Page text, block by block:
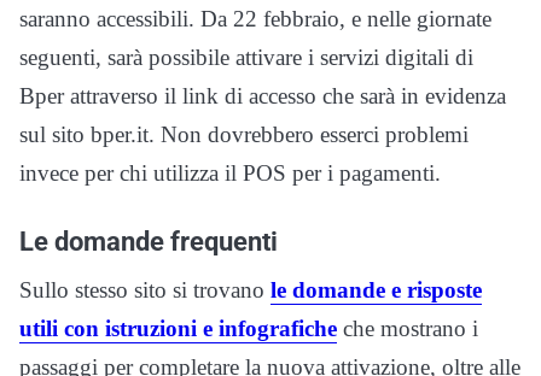
saranno accessibili. Da 22 febbraio, e nelle giornate
seguenti, sarà possibile attivare i servizi digitali di
Bper attraverso il link di accesso che sarà in evidenza
sul sito bper.it. Non dovrebbero esserci problemi
invece per chi utilizza il POS per i pagamenti.
Le domande frequenti
Sullo stesso sito si trovano le domande e risposte
utili con istruzioni e infografiche che mostrano i
passaggi per completare la nuova attivazione, oltre alle